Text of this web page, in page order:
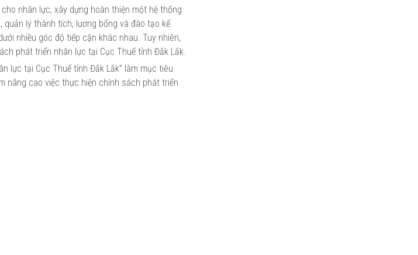
nhân lực, xây dựng hoàn thiện một hệ thống
lý thành tích, lương bổng và đào tạo kế
nhiều góc độ tiếp cận khác nhau. Tuy nhiên,
phát triển nhân lực tại Cục Thuế tỉnh Đắk Lắk.
lực tại Cục Thuế tỉnh Đắk Lắk” làm mục tiêu
nâng cao việc thực hiện chính sách phát triển